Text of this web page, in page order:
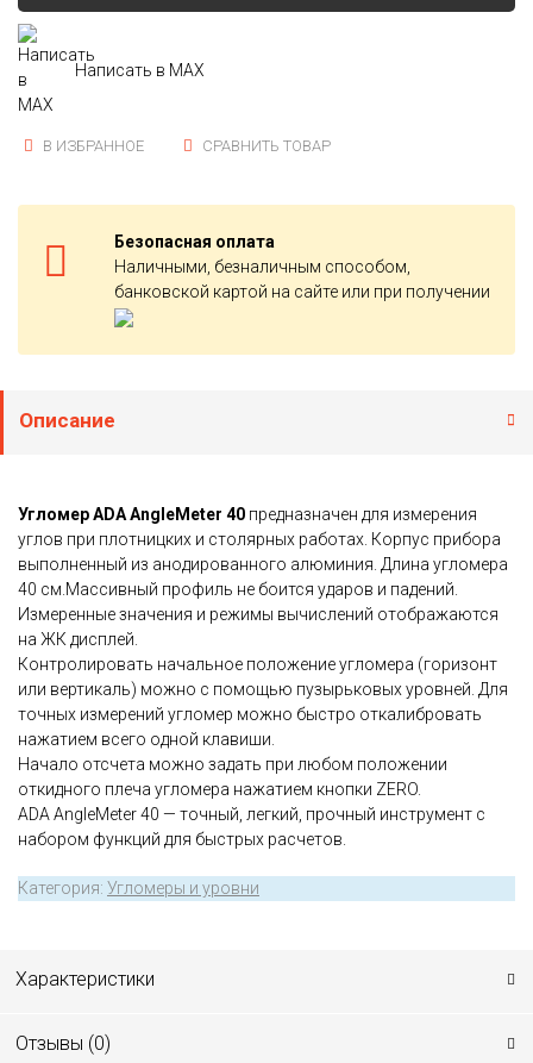
Написать в MAX
В ИЗБРАННОЕ СРАВНИТЬ ТОВАР
Безопасная оплата
Наличными, безналичным способом,
банковской картой на сайте или при получении
Описание
Угломер ADA AngleMeter 40 предназначен для измерения
углов при плотницких и столярных работах. Корпус прибора
выполненный из анодированного алюминия. Длина угломера
40 см.Массивный профиль не боится ударов и падений.
Измеренные значения и режимы вычислений отображаются
на ЖК дисплей.
Контролировать начальное положение угломера (горизонт
или вертикаль) можно с помощью пузырьковых уровней. Для
точных измерений угломер можно быстро откалибровать
нажатием всего одной клавиши.
Начало отсчета можно задать при любом положении
откидного плеча угломера нажатием кнопки ZERO.
ADA AngleMeter 40 — точный, легкий, прочный инструмент с
набором функций для быстрых расчетов.
Категория: Угломеры и уровни
Характеристики
Отзывы (0)